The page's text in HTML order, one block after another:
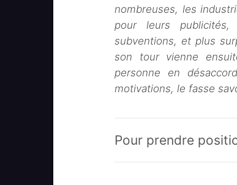
nombreuses, les
pour leurs
subventions, et plus
son tour vienne
personne en
motivations, le fasse
Pour prendre